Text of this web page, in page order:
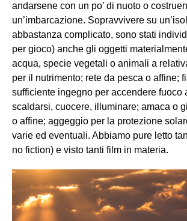
andarsene con un po’ di nuoto o
un’imbarcazione. Sopravvivere su
abbastanza complicato, sono stati
per gioco) anche gli oggetti
acqua, specie vegetali o animali a
per il nutrimento; rete da pesca o affine;
sufficiente ingegno per accendere fuoco
scaldarsi, cuocere, illuminare; amaca o
o affine; aggeggio per la protezione
varie ed eventuali. Abbiamo pure letto
no fiction) e visto tanti film in materia.